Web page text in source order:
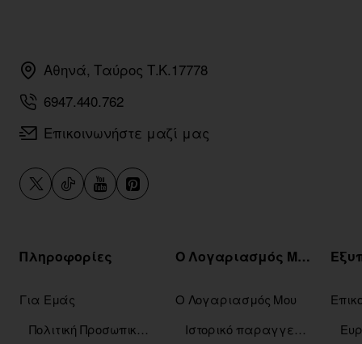
Αθηνά, Ταύρος Τ.Κ.17778
6947.440.762
Επικοινωνήστε μαζί μας
Πληροφορίες
Για Εμάς
Πολιτική Προσωπικών Δεδομένων
Ο Λογαριασμός Μου
Ο Λογαριασμός Μου
Ιστορικό παραγγελιών